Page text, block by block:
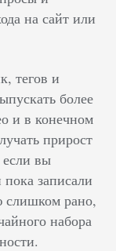
на сайт или
тегов и
более
и в конечном
прирост
если вы
записали
слишком рано,
набора